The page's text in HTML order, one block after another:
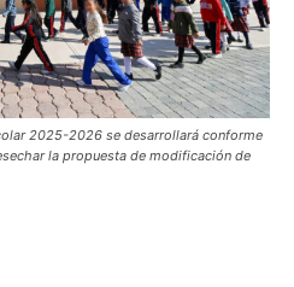
2025-2026 se desarrollará conforme
la propuesta de modificación de